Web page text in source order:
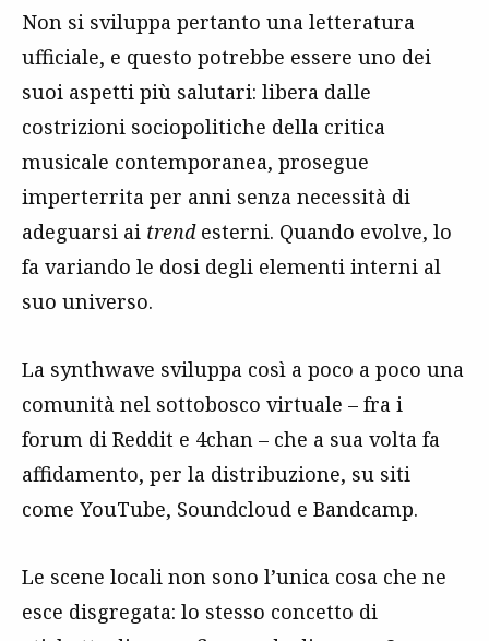
Non si sviluppa pertanto una letteratura
ufficiale, e questo potrebbe essere uno dei
suoi aspetti più salutari: libera dalle
costrizioni sociopolitiche della critica
musicale contemporanea, prosegue
imperterrita per anni senza necessità di
adeguarsi ai trendesterni. Quando evolve, lo
fa variando le dosi degli elementi interni al
suo universo.
La synthwave sviluppa così a poco a poco una
comunità nel sottobosco virtuale – fra i
forum di Reddit e 4chan – che a sua volta fa
affidamento, per la distribuzione, su siti
come YouTube, Soundcloud e Bandcamp.
Le scene locali non sono l’unica cosa che ne
esce disgregata: lo stesso concetto di